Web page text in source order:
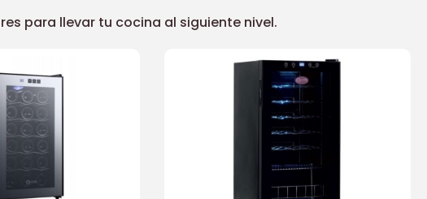
para llevar tu cocina al siguiente nivel.